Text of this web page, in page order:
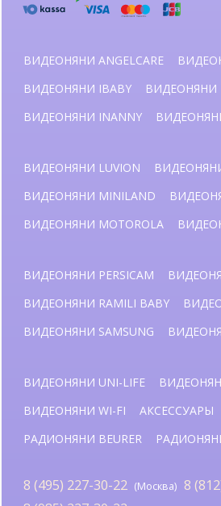
ВИДЕОНЯНИ ANGELCARE
ВИДЕОНЯНИ IBABY
ВИДЕОНЯНИ
ВИДЕОНЯНИ INANNY
ВИДЕОНЯНИ LUVION
ВИДЕОНЯНИ MINILAND
ВИДЕОНЯНИ MOTOROLA
ВИДЕОНЯНИ PERSICAM
ВИДЕОНЯНИ RAMILI BABY
ВИДЕОНЯНИ SAMSUNG
ВИДЕОНЯНИ UNI-LIFE
ВИДЕОНЯНИ WI-FI
АКСЕССУАРЫ
РАДИОНЯНИ BEURER
8 (495) 227-30-22 (Москва) 8